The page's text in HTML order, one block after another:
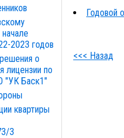
2023 годов
о
лицензии по
"УК Баск1"
квартиры
3
Годовой
<<< Назад